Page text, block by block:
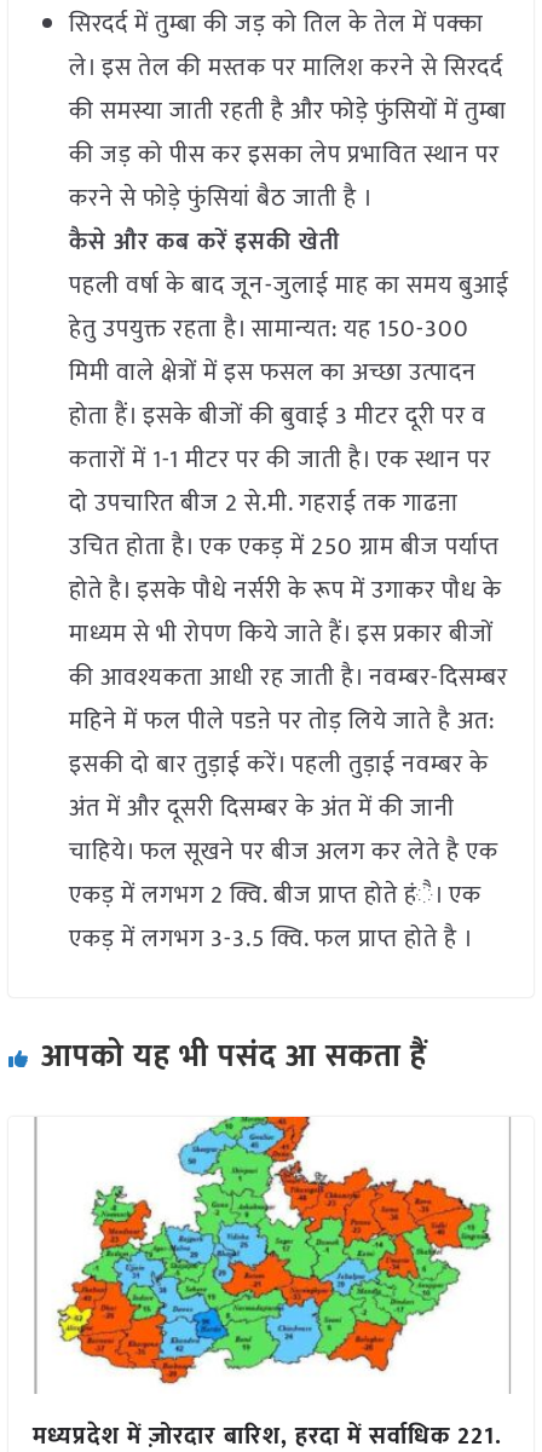
सिरदर्द में तुम्बा की जड़ को तिल के तेल में पक्का
ले। इस तेल की मस्तक पर मालिश करने से सिरदर्द
की समस्या जाती रहती है और फोड़े फुंसियों में तुम्बा
की जड़ को पीस कर इसका लेप प्रभावित स्थान पर
करने से फोड़े फुंसियां बैठ जाती है ।
कैसे और कब करें इसकी खेती
पहली वर्षा के बाद जून-जुलाई माह का समय बुआई
हेतु उपयुक्त रहता है। सामान्यत: यह 150-300
मिमी वाले क्षेत्रों में इस फसल का अच्छा उत्पादन
होता हैं। इसके बीजों की बुवाई 3 मीटर दूरी पर व
कतारों में 1-1 मीटर पर की जाती है। एक स्थान पर
दो उपचारित बीज 2 से.मी. गहराई तक गाढऩा
उचित होता है। एक एकड़ में 250 ग्राम बीज पर्याप्त
होते है। इसके पौधे नर्सरी के रूप में उगाकर पौध के
माध्यम से भी रोपण किये जाते हैं। इस प्रकार बीजों
की आवश्यकता आधी रह जाती है। नवम्बर-दिसम्बर
महिने में फल पीले पडऩे पर तोड़ लिये जाते है अत:
इसकी दो बार तुड़ाई करें। पहली तुड़ाई नवम्बर के
अंत में और दूसरी दिसम्बर के अंत में की जानी
चाहिये। फल सूखने पर बीज अलग कर लेते है एक
एकड़ में लगभग 2 क्वि. बीज प्राप्त होते हंै। एक
एकड़ में लगभग 3-3.5 क्वि. फल प्राप्त होते है ।
आपको यह भी पसंद आ सकता हैं
मध्यप्रदेश में ज़ोरदार बारिश, हरदा में सर्वाधिक 221.